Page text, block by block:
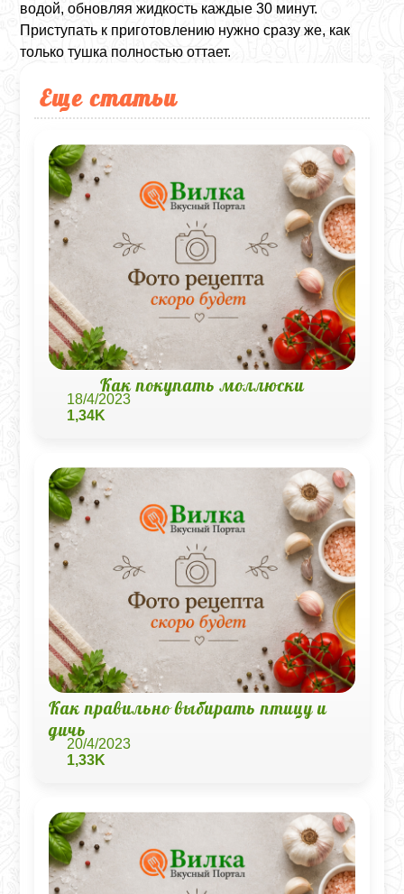
водой, обновляя жидкость каждые 30 минут.
Приступать к приготовлению нужно сразу же, как
только тушка полностью оттает.
Еще статьи
Как покупать моллюски
18/4/2023
1,34K
Как правильно выбирать птицу и
дичь
20/4/2023
1,33K